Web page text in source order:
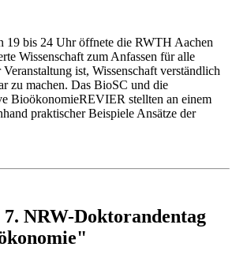
19 bis 24 Uhr öffnete die RWTH Aachen
Wissenschaft zum Anfassen für alle
ist, Wissenschaft verständlich
zu machen. Das BioSC und die
BioökonomieREVIER stellten an einem
praktischer Beispiele Ansätze der
NRW-Doktorandentag